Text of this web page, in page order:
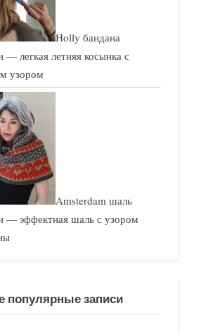
Holly бандана
— легкая летняя косынка с
узором
Amsterdam шаль
— эффектная шаль с узором
популярные записи